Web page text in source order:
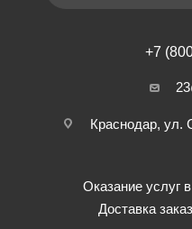
+7
Краснодар, ул.
Оказание услуг
Доставка